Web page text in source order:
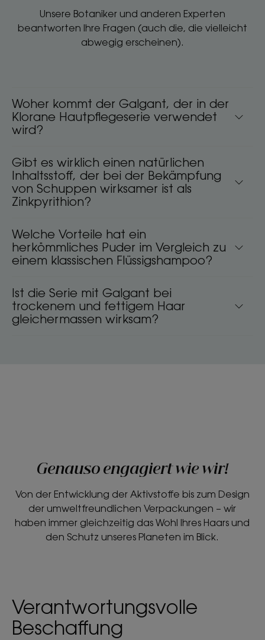
Unsere Botaniker und anderen Experten
beantworten Ihre Fragen (auch die, die vielleicht
abwegig erscheinen).
Woher kommt der Galgant, der in der
Klorane Hautpflegeserie verwendet
wird?
Gibt es wirklich einen natürlichen
Inhaltsstoff, der bei der Bekämpfung
von Schuppen wirksamer ist als
Zinkpyrithion?
Welche Vorteile hat ein
herkömmliches Puder im Vergleich zu
einem klassischen Flüssigshampoo?
Ist die Serie mit Galgant bei
trockenem und fettigem Haar
gleichermassen wirksam?
Genauso engagiert wie wir!
Von der Entwicklung der Aktivstoffe bis zum Design
der umweltfreundlichen Verpackungen – wir
haben immer gleichzeitig das Wohl Ihres Haars und
den Schutz unseres Planeten im Blick.
Verantwortungsvolle
Beschaffung